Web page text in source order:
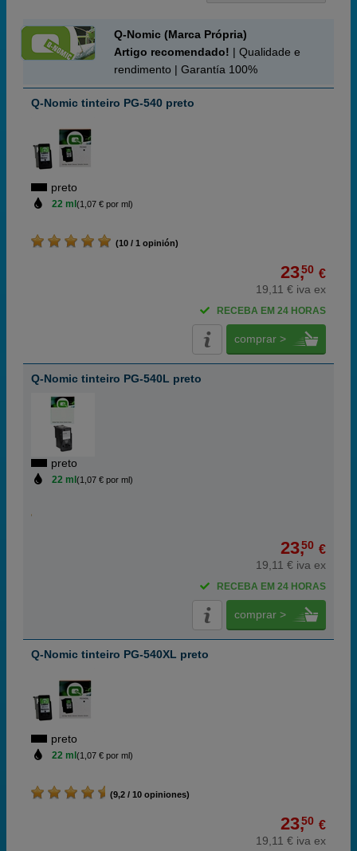
Q-Nomic (Marca Própria)
Artigo recomendado! | Qualidade e
rendimento | Garantía 100%
Q-Nomic tinteiro PG-540 preto
preto
22 ml (1,07 € por ml)
(10 / 1 opinión)
23,50 €
19,11 € iva ex
RECEBA EM 24 HORAS
comprar >
Q-Nomic tinteiro PG-540L preto
preto
22 ml (1,07 € por ml)
23,50 €
19,11 € iva ex
RECEBA EM 24 HORAS
comprar >
Q-Nomic tinteiro PG-540XL preto
preto
22 ml (1,07 € por ml)
(9,2 / 10 opiniones)
23,50 €
19,11 € iva ex